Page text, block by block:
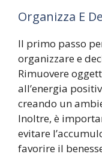
Organizza E
Il primo passo
organizzare e
Rimuovere
all’energia
creando un
Inoltre, è
evitare
favorire il